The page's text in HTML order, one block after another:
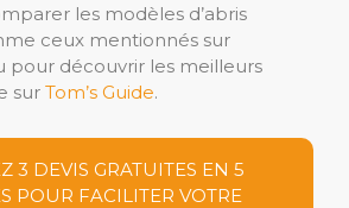
les modèles d’abris
ceux mentionnés sur
pour découvrir les meilleurs
sur Tom’s Guide.
3 DEVIS GRATUITES EN 5
POUR FACILITER VOTRE